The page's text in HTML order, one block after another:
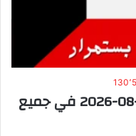
وظائف الصحف الكويتية 06-08-2026 في جميع